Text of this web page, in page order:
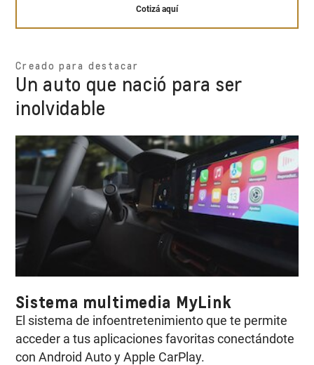
Cotizá aquí
Creado para destacar
Un auto que nació para ser
inolvidable
Sistema multimedia MyLink
El sistema de infoentretenimiento que te permite
acceder a tus aplicaciones favoritas conectándote
con Android Auto y Apple CarPlay.